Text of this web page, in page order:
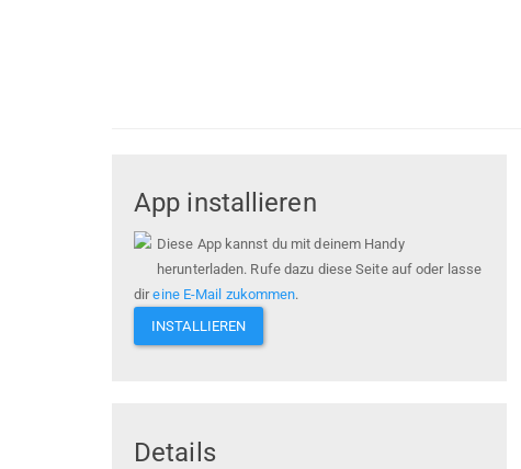
App installieren
Diese App kannst du mit deinem Handy
herunterladen. Rufe dazu diese Seite auf oder lasse
direine E-Mail zukommen.
INSTALLIEREN
Details